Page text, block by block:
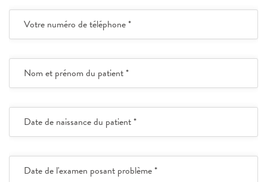
Votre numéro de téléphone *
Nom et prénom du patient *
Date de naissance du patient *
Date de l'examen posant problème *